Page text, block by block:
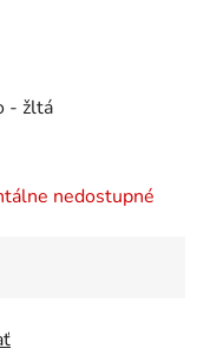
- žltá
nedostupné